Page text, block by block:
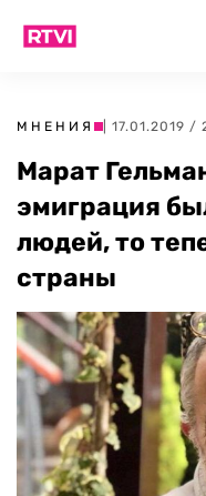
МНЕНИЯ | 17.01.2019 /
Марат
эмиграция
людей, то
страны